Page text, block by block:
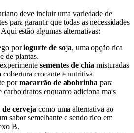
deve incluir uma variedade de
para garantir que todas as necessidades
estão algumas alternativas:
poriogurte de soja, uma opção rica
de plantas.
sementes de chia misturadas
cobertura crocante e nutritiva.
pormacarrão de abobrinha para
carboidratos enquanto adiciona mais
de cerveja como uma alternativa ao
sabor semelhante e sendo rico em
B.